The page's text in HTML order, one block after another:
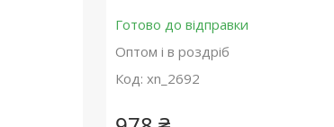
Готово до відправки
Оптом і в роздріб
Код: xn_2692